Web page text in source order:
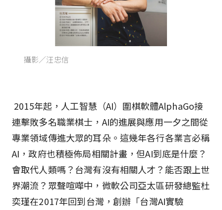
攝影／汪忠信
2015年起，人工智慧（AI）圍棋軟體AlphaGo接
連擊敗多名職業棋士，AI的進展與應用一夕之間從
專業領域傳進大眾的耳朵。這幾年各行各業言必稱
AI，政府也積極佈局相關計畫，但AI到底是什麼？
會取代人類嗎？台灣有沒有相關人才？能否跟上世
界潮流？眾聲喧嘩中，微軟公司亞太區研發總監杜
奕瑾在2017年回到台灣，創辦「台灣AI實驗